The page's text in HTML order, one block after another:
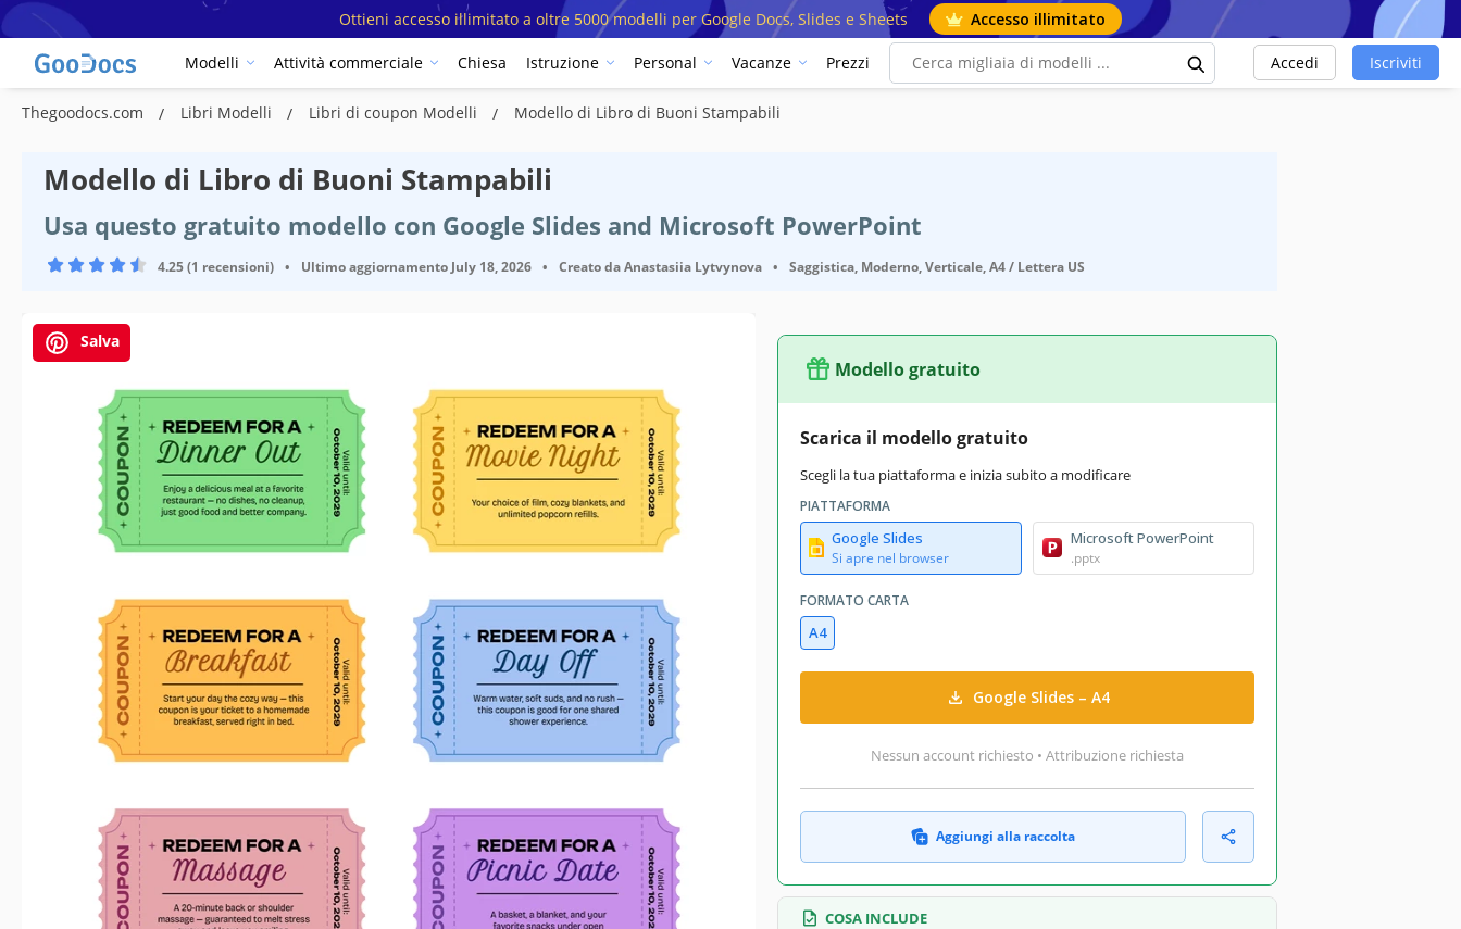
Ottieni accesso illimitato a oltre 5000 modelli per Google Docs, Slides e Sheets Accesso illimitato
Modelli Attività commerciale Chiesa Istruzione Personal Vacanze Prezzi Accedi Iscriviti
Thegoodocs.com Libri Modelli Libri di coupon Modelli Modello di Libro di Buoni Stampabili
Modello di Libro di Buoni Stampabili
Usa questo gratuito modello con Google Slides and Microsoft PowerPoint
4.25 (1 recensioni) • Ultimo aggiornamento July 18, 2026 • Creato daAnastasiia Lytvynova • Saggistica, Moderno, Verticale, A4 / Lettera US
Salva
Modello gratuito
Scarica il modello gratuito
Scegli la tua piattaforma e inizia subito a modificare
PIATTAFORMA
Google Slides
Si apre nel browser
Microsoft PowerPoint
.pptx
FORMATO CARTA
A4
Google Slides – A4
Nessun account richiesto • Attribuzione richiesta
Aggiungi alla raccolta
COSA INCLUDE